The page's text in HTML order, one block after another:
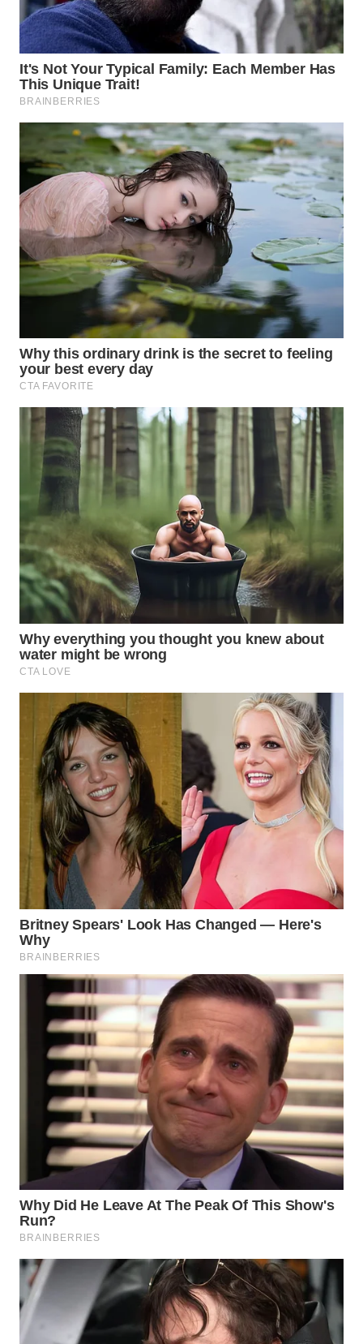
WN
SUMEDANG
WN
CIANJUR
WN
KEPULAUAN
SERIBU
WN
TANGERANG
WN
BINJAI
CIREBON
WN
INDRAMAYU
WN
KUNINGAN
WN
MAJALENGKA
WN
SUBANG
WN
SUKABUMI
WN
PURWAKARTA
WN
PRIANGAN
TIMUR
WN
SEMARANG
WN
SOLO
WN
WN
MADURA
WN
SURABAYA
WN
NATUNA
WN
BINTAN
MANDALIKA
LIKUPANG